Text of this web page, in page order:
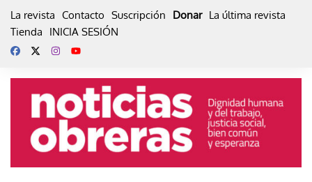
La revista Contacto Suscripción Donar La última revista
Tienda
INICIA SESIÓN